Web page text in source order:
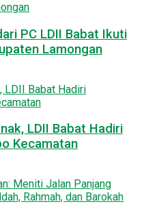
PC LDII Babat Ikuti
Lamongan
LDII Babat Hadiri
Kecamatan